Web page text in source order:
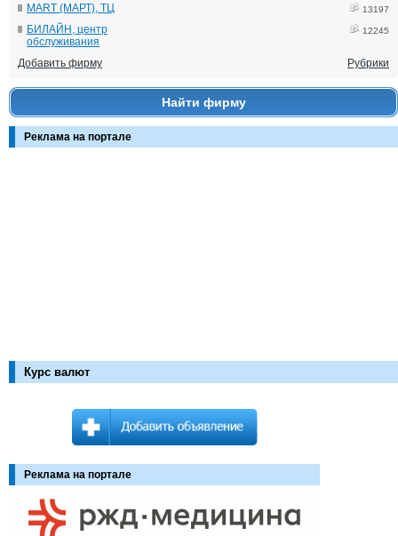
MART (МАРТ), ТЦ 13197
БИЛАЙН, центр
обслуживания
12245
Добавить фирму Рубрики
Найти фирму
Реклама на портале
Курс валют
Реклама на портале